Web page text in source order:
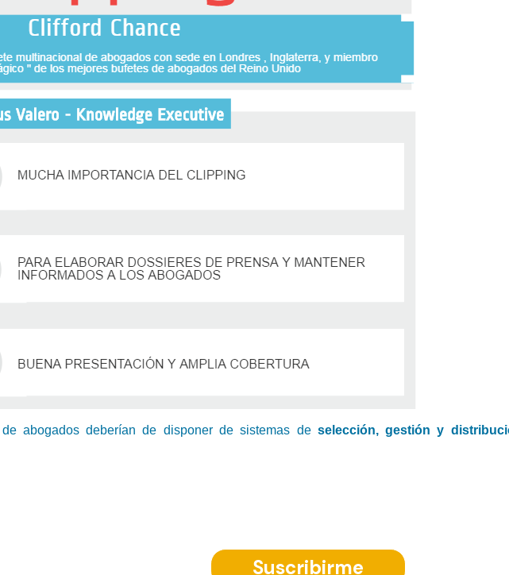
abogados deberían de disponer de sistemas de selección, gestión y
Suscribirme